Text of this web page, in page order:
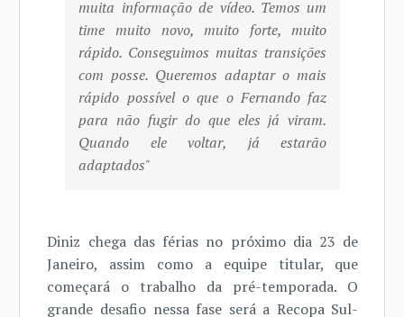
muita informação de vídeo. Temos um
time muito novo, muito forte, muito
rápido. Conseguimos muitas transições
com posse. Queremos adaptar o mais
rápido possível o que o Fernando faz
para não fugir do que eles já viram.
Quando ele voltar, já estarão
adaptados"
Diniz chega das férias no próximo dia 23 de
Janeiro, assim como a equipe titular, que
começará o trabalho da pré-temporada. O
grande desafio nessa fase será a Recopa Sul-